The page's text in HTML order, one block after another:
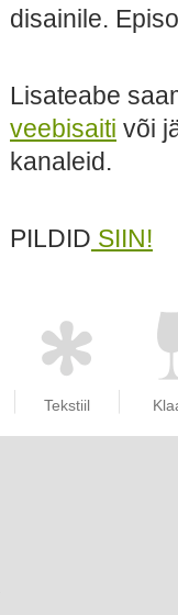
disainile.
Lisateabe
veebisaiti või
kanaleid.
PILDID SIIN!
Tekstiil